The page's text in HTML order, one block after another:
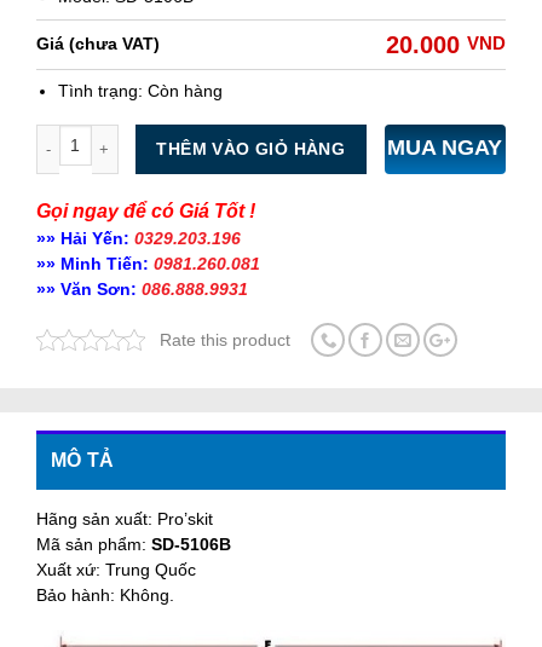
Giá (chưa VAT) 20.000 VND
Tình trạng: Còn hàng
THÊM VÀO GIỎ HÀNG MUA NGAY
Gọi ngay để có Giá Tốt !
»» Hải Yến: 0329.203.196
»» Minh Tiến: 0981.260.081
»» Văn Sơn: 086.888.9931
Rate this product
MÔ TẢ
Hãng sản xuất: Pro’skit
Mã sản phẩm: SD-5106B
Xuất xứ: Trung Quốc
Bảo hành: Không.